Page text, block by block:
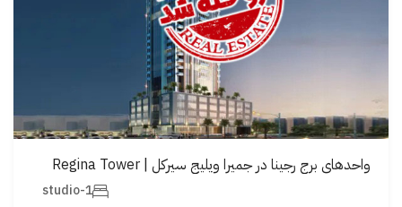
واحدهای برج رجینا در جمیرا ویلیج سيرکل | Regina Tower
1-studio